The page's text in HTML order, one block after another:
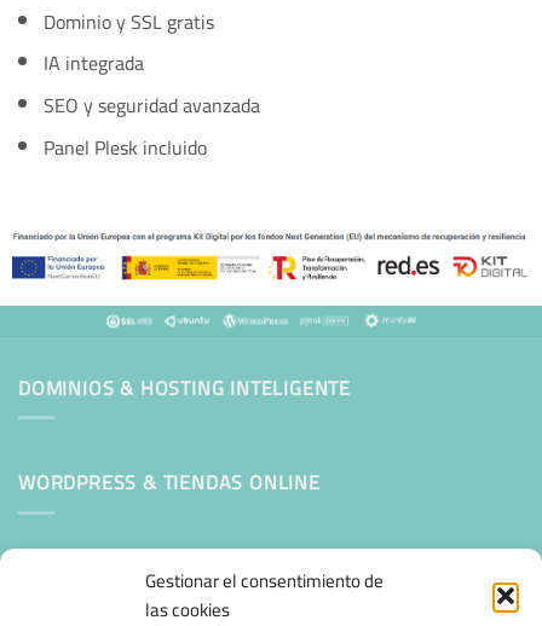
Gestionar el consentimiento de
las cookies
Dominio y SSL gratis
IA integrada
SEO y seguridad avanzada
Panel Plesk incluido
DOMINIOS & HOSTING INTELIGENTE
WORDPRESS & TIENDAS ONLINE
Mantenimiento Web WordPress